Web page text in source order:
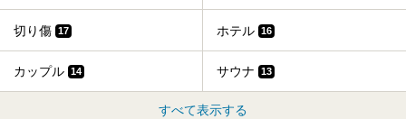
切り傷 17 ホテル 16
カップル 14 サウナ 13
すべて表示する